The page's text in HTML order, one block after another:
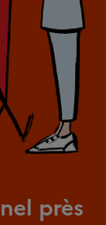
près